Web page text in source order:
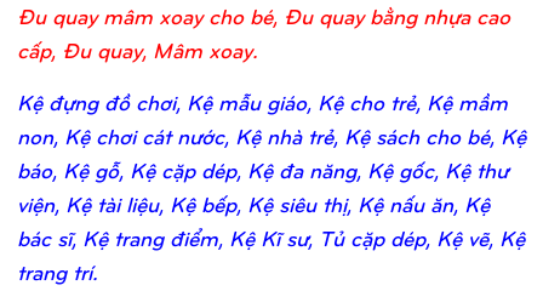
Đu quay mâm xoay cho bé, Đu quay bằng nhựa cao
cấp, Đu quay, Mâm xoay.
Kệ đựng đồ chơi, Kệ mẫu giáo, Kệ cho trẻ, Kệ mầm
non, Kệ chơi cát nước, Kệ nhà trẻ, Kệ sách cho bé, Kệ
báo, Kệ gỗ, Kệ cặp dép, Kệ đa năng, Kệ gốc, Kệ thư
viện, Kệ tài liệu, Kệ bếp, Kệ siêu thị, Kệ nấu ăn, Kệ
bác sĩ, Kệ trang điểm, Kệ Kĩ sư, Tủ cặp dép, Kệ vẽ, Kệ
trang trí.